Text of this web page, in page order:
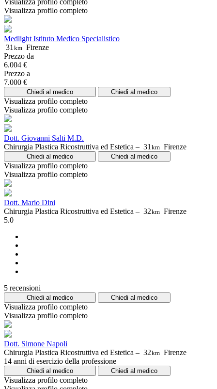
Visualizza profilo completo
Visualizza profilo completo
Medlight Istituto Medico Specialistico
31km Firenze
Prezzo da
6.004 €
Prezzo a
7.000 €
Chiedi al medico Chiedi al medico
Visualizza profilo completo
Visualizza profilo completo
Dott. Giovanni Salti M.D.
Chirurgia Plastica Ricostruttiva ed Estetica – 31km Firenze
Chiedi al medico Chiedi al medico
Visualizza profilo completo
Visualizza profilo completo
Dott. Mario Dini
Chirurgia Plastica Ricostruttiva ed Estetica – 32km Firenze
5.0
5 recensioni
Chiedi al medico Chiedi al medico
Visualizza profilo completo
Visualizza profilo completo
Dott. Simone Napoli
Chirurgia Plastica Ricostruttiva ed Estetica – 32km Firenze
14 anni di esercizio della professione
Chiedi al medico Chiedi al medico
Visualizza profilo completo